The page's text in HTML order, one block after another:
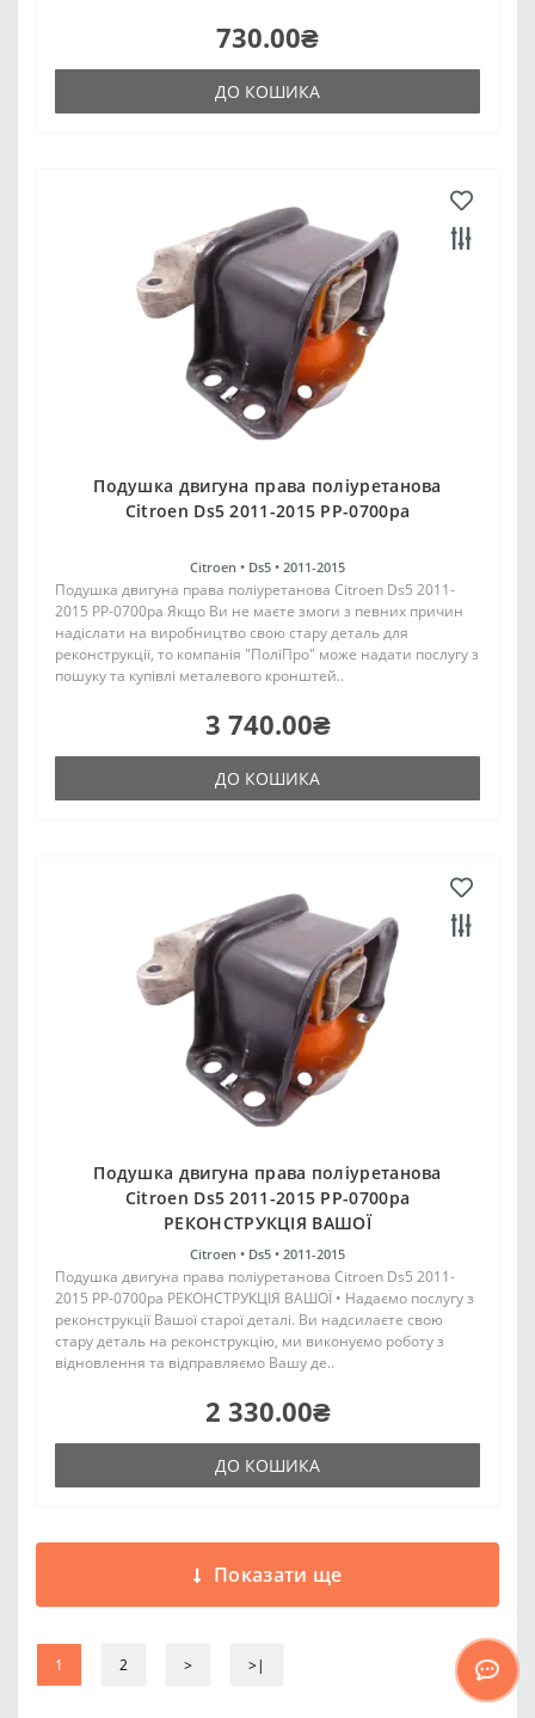
730.00₴
ДО КОШИКА
Подушка двигуна права поліуретанова
Citroen Ds5 2011-2015 PP-0700pa
Citroen • Ds5 • 2011-2015
Подушка двигуна права поліуретанова Citroen Ds5 2011-
2015 PP-0700pa Якщо Ви не маєте змоги з певних причин
надіслати на виробництво свою стару деталь для
реконструкції, то компанія "ПоліПро" може надати послугу з
пошуку та купівлі металевого кронштей..
3 740.00₴
ДО КОШИКА
Подушка двигуна права поліуретанова
Citroen Ds5 2011-2015 PP-0700pa
РЕКОНСТРУКЦІЯ ВАШОЇ
Citroen • Ds5 • 2011-2015
Подушка двигуна права поліуретанова Citroen Ds5 2011-
2015 PP-0700pa РЕКОНСТРУКЦІЯ ВАШОЇ • Надаємо послугу з
реконструкції Вашої старої деталі. Ви надсилаєте свою
стару деталь на реконструкцію, ми виконуємо роботу з
відновлення та відправляємо Вашу де..
2 330.00₴
ДО КОШИКА
Показати ще
1 2 > >|